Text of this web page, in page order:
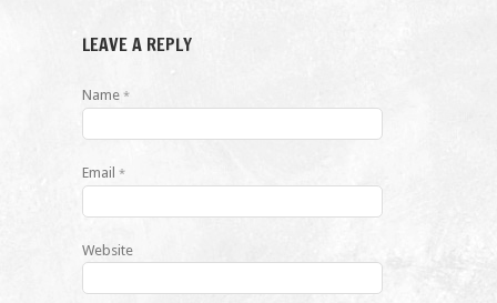
LEAVE A REPLY
Name *
Email *
Website